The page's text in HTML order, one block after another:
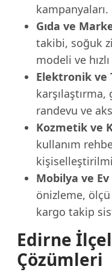
kampanyaları.
Gıda ve
takibi, soğuk
modeli ve
Elektronik ve
randevu ve
Kozmetik ve
kullanım
Mobilya ve
önizleme,
kargo takip
Edirne
Çözümleri